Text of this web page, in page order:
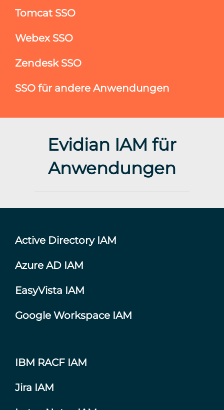
Tomcat SSO
Webex SSO
Zendesk SSO
SSO für andere Anwendungen
Evidian IAM für
Anwendungen
Active Directory IAM
Azure AD IAM
EasyVista IAM
Google Workspace IAM
IBM RACF IAM
Jira IAM